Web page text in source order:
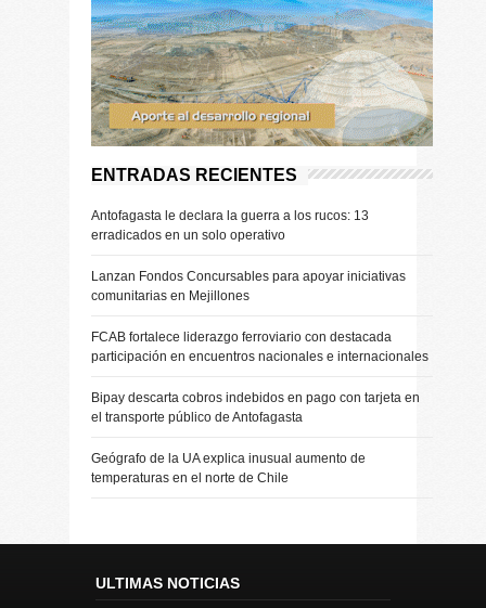
ENTRADAS RECIENTES
Antofagasta le declara la guerra a los rucos: 13
erradicados en un solo operativo
Lanzan Fondos Concursables para apoyar iniciativas
comunitarias en Mejillones
FCAB fortalece liderazgo ferroviario con destacada
participación en encuentros nacionales e internacionales
Bipay descarta cobros indebidos en pago con tarjeta en
el transporte público de Antofagasta
Geógrafo de la UA explica inusual aumento de
temperaturas en el norte de Chile
ULTIMAS NOTICIAS